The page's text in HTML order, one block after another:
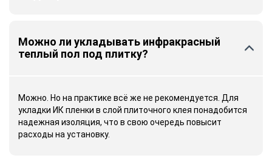
Можно ли укладывать инфракрасный
теплый пол под плитку?
Можно. Но на практике всё же не рекомендуется. Для
укладки ИК пленки в слой плиточного клея понадобится
надежная изоляция, что в свою очередь повысит
расходы на установку.